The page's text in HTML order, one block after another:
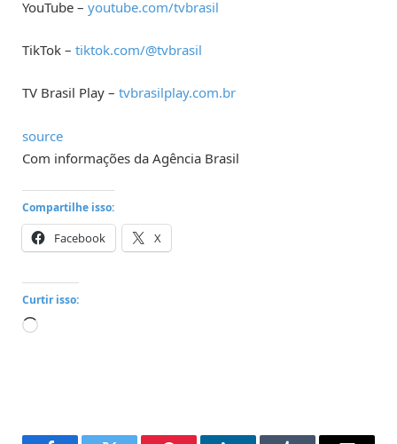
YouTube – youtube.com/tvbrasil
TikTok – tiktok.com/@tvbrasil
TV Brasil Play – tvbrasilplay.com.br
source
Com informações da Agência Brasil
Compartilhe isso:
Facebook X
Curtir isso:
Carregando...